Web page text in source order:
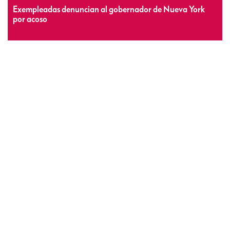
Exempleadas denuncian al gobernador de Nueva York
por acoso